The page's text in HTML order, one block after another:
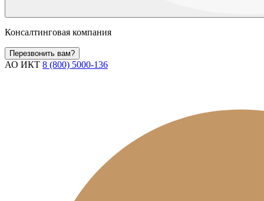
Консалтинговая компания
Перезвонить вам?
АО ИКТ 8 (800) 5000-136